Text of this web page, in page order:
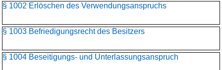
§ 1002 Erlöschen des Verwendungsanspruchs
§ 1003 Befriedigungsrecht des Besitzers
§ 1004 Beseitigungs- und Unterlassungsanspruch